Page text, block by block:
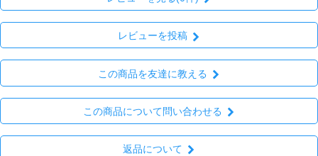
レビューを投稿
この商品を友達に教える
この商品について問い合わせる
返品について